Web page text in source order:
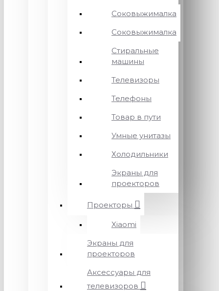
Соковыжималка
Соковыжималка
Стиральные
машины
Телевизоры
Телефоны
Товар в пути
Умные унитазы
Холодильники
Экраны для
проекторов
Проекторы
Xiaomi
Экраны для
проекторов
Аксессуары для
телевизоров